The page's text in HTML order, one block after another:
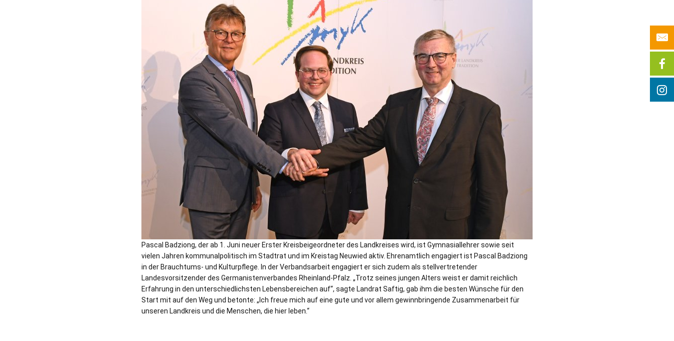
Pascal Badziong, der ab 1. Juni neuer Erster Kreisbeigeordneter des Landkreises wird, ist Gymnasiallehrer sowie seit
vielen Jahren kommunalpolitisch im Stadtrat und im Kreistag Neuwied aktiv. Ehrenamtlich engagiert ist Pascal Badziong
in der Brauchtums- und Kulturpflege. In der Verbandsarbeit engagiert er sich zudem als stellvertretender
Landesvorsitzender des Germanistenverbandes Rheinland-Pfalz. „Trotz seines jungen Alters weist er damit reichlich
Erfahrung in den unterschiedlichsten Lebensbereichen auf“, sagte Landrat Saftig, gab ihm die besten Wünsche für den
Start mit auf den Weg und betonte: „Ich freue mich auf eine gute und vor allem gewinnbringende Zusammenarbeit für
unseren Landkreis und die Menschen, die hier leben.“